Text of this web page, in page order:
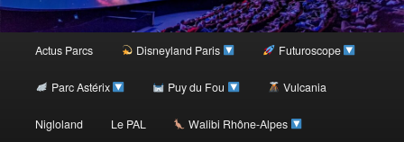
Menu
Aller
Actus Parcs Disneyland Paris Futuroscope
Parc Astérix Puy du Fou Vulcania
Nigloland Le PAL Walibi Rhône-Alpes